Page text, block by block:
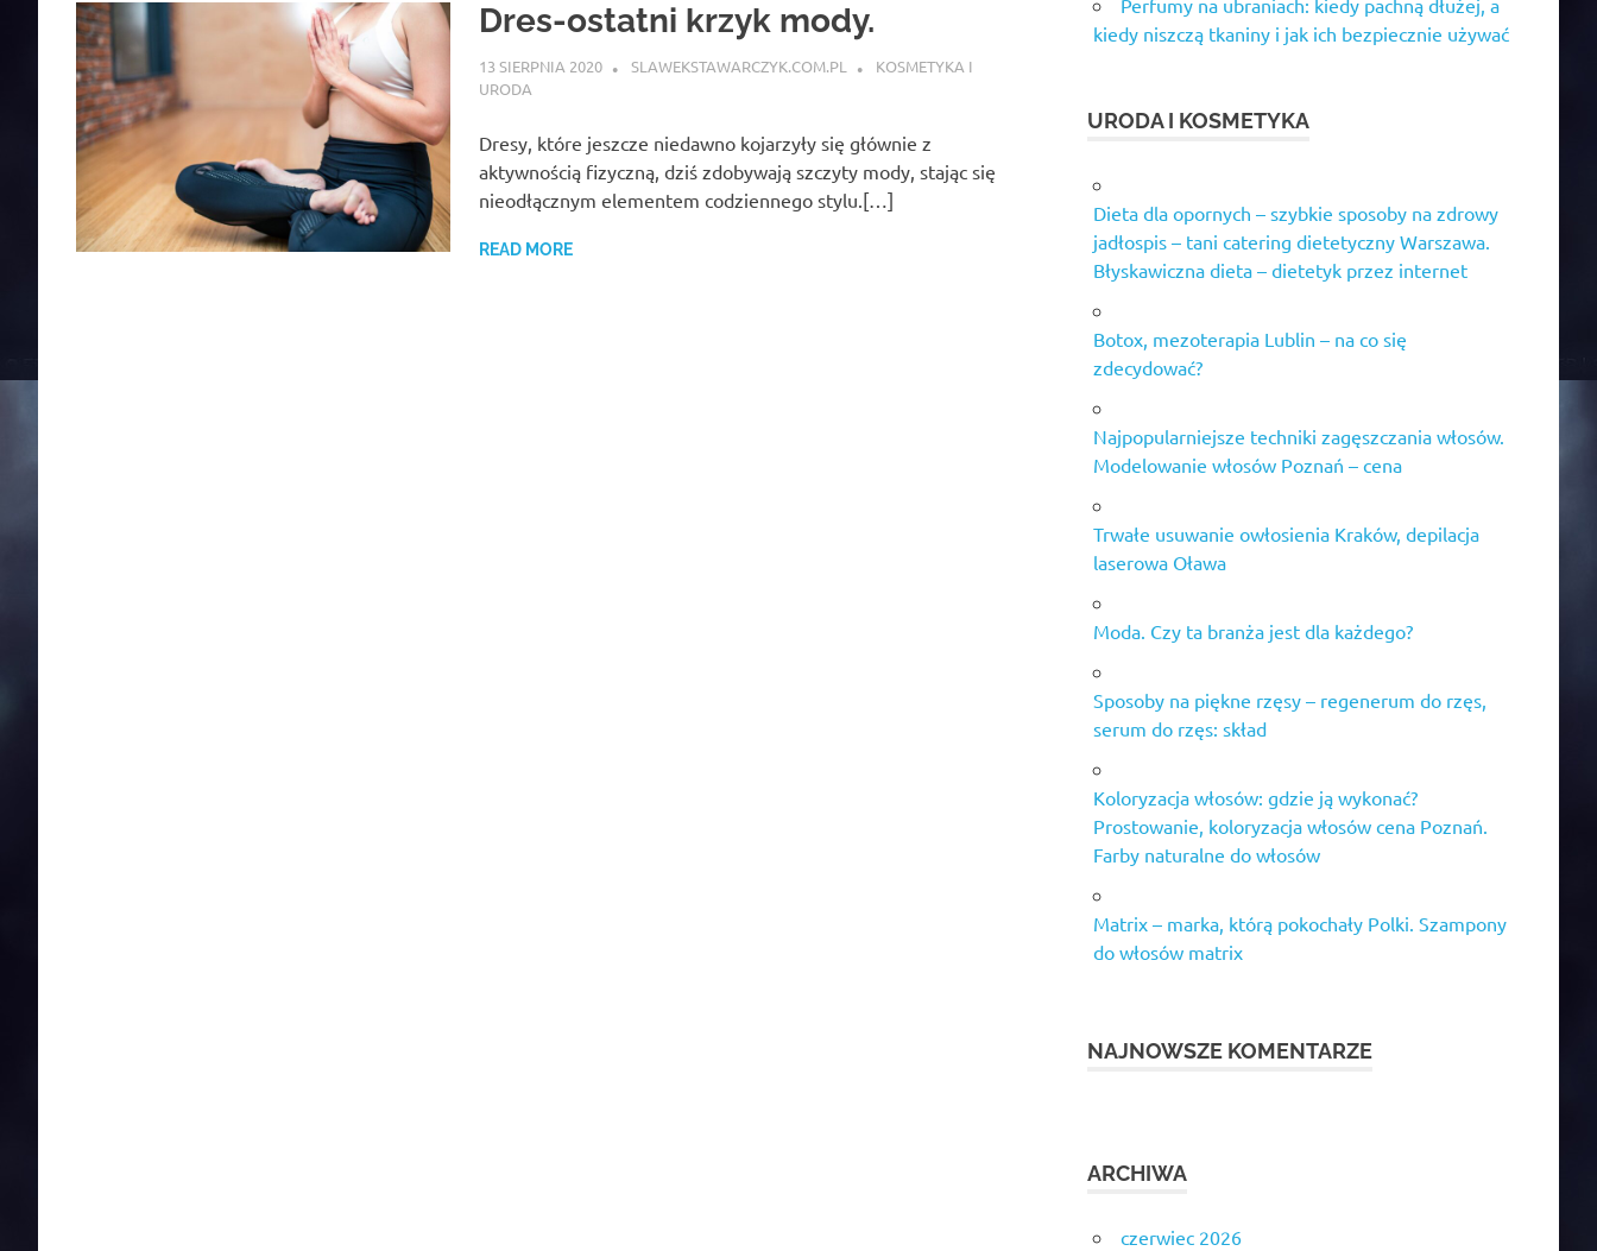
Dres-ostatni krzyk mody.
13 SIERPNIA 2020 SLAWEKSTAWARCZYK.COM.PL
KOSMETYKA I
URODA
Dresy, które jeszcze niedawno kojarzyły się głównie z
aktywnością fizyczną, dziś zdobywają szczyty mody, stając się
nieodłącznym elementem codziennego stylu.[…]
READ MORE
kiedy niszczą tkaniny i jak ich bezpiecznie używać
URODA I KOSMETYKA
Dieta dla opornych – szybkie sposoby na zdrowy
jadłospis – tani catering dietetyczny Warszawa.
Błyskawiczna dieta – dietetyk przez internet
Botox, mezoterapia Lublin – na co się
zdecydować?
Najpopularniejsze techniki zagęszczania włosów.
Modelowanie włosów Poznań – cena
Trwałe usuwanie owłosienia Kraków, depilacja
laserowa Oława
Moda. Czy ta branża jest dla każdego?
Sposoby na piękne rzęsy – regenerum do rzęs,
serum do rzęs: skład
Koloryzacja włosów: gdzie ją wykonać?
Prostowanie, koloryzacja włosów cena Poznań.
Farby naturalne do włosów
Matrix – marka, którą pokochały Polki. Szampony
do włosów matrix
NAJNOWSZE KOMENTARZE
ARCHIWA
czerwiec 2026